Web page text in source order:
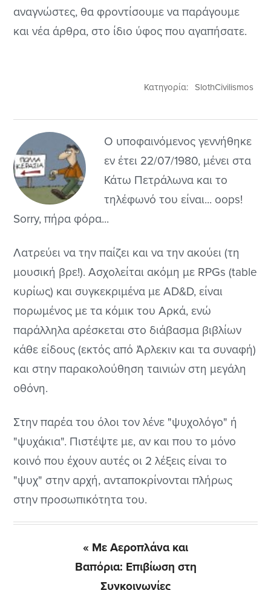
αναγνώστες, θα φροντίσουμε να παράγουμε
και νέα άρθρα, στο ίδιο ύφος που αγαπήσατε.
Κατηγορία: SlothCivilismos
Ο υποφαινόμενος γεννήθηκε
εν έτει 22/07/1980, μένει στα
Κάτω Πετράλωνα και το
τηλέφωνό του είναι... oops!
Sorry, πήρα φόρα...
Λατρεύει να την παίζει και να την ακούει (τη
μουσική βρε!). Ασχολείται ακόμη με RPGs (table
κυρίως) και συγκεκριμένα με AD&D, είναι
πορωμένος με τα κόμικ του Αρκά, ενώ
παράλληλα αρέσκεται στο διάβασμα βιβλίων
κάθε είδους (εκτός από Άρλεκιν και τα συναφή)
και στην παρακολούθηση ταινιών στη μεγάλη
οθόνη.
Στην παρέα του όλοι τον λένε "ψυχολόγο" ή
"ψυχάκια". Πιστέψτε με, αν και που το μόνο
κοινό που έχουν αυτές οι 2 λέξεις είναι το
"ψυχ" στην αρχή, ανταποκρίνονται πλήρως
στην προσωπικότητα του.
Previous
Post:
« Με Αεροπλάνα και
Βαπόρια: Επιβίωση στη
Συγκοινωνίες